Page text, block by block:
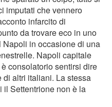
imputati che vennero
infarcito di
da trovare eco in uno
in occasione di una
Napoli capitale
consolatorio sentirsi dire
altri italiani. La stessa
il Settentrione non è la